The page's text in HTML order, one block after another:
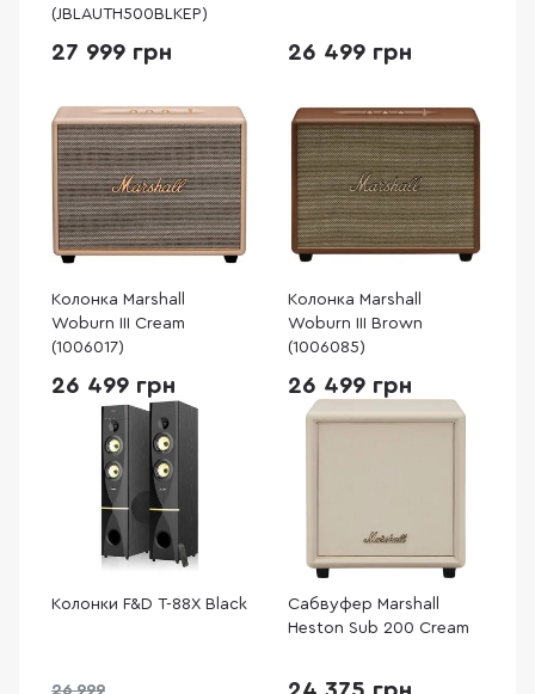
(JBLAUTH500BLKEP)
27 999 грн 26 499 грн
Колонка Marshall
Woburn III Cream
(1006017)
26 499 грн
Колонка Marshall
Woburn III Brown
(1006085)
26 499 грн
Колонки F&D T-88X Black
26 999
Сабвуфер Marshall
Heston Sub 200 Cream